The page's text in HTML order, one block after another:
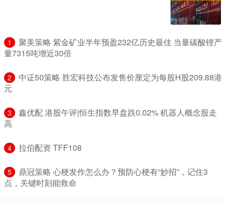
1
​聚美策略 紫金矿业半年预盈232亿历史最佳 当量碳酸锂产
量7315吨增近30倍
2
​中证50策略 胜宏科技公布发售价厘定为每股H股209.88港
元
3
​鑫优配 港股午评|恒生指数早盘跌0.02% 机器人概念股走
高
4 ​拉伯配资 TFF108
5
​鼎冠策略 心梗发作怎么办？预防心梗有“妙招”，记住3
点，关键时刻能救命